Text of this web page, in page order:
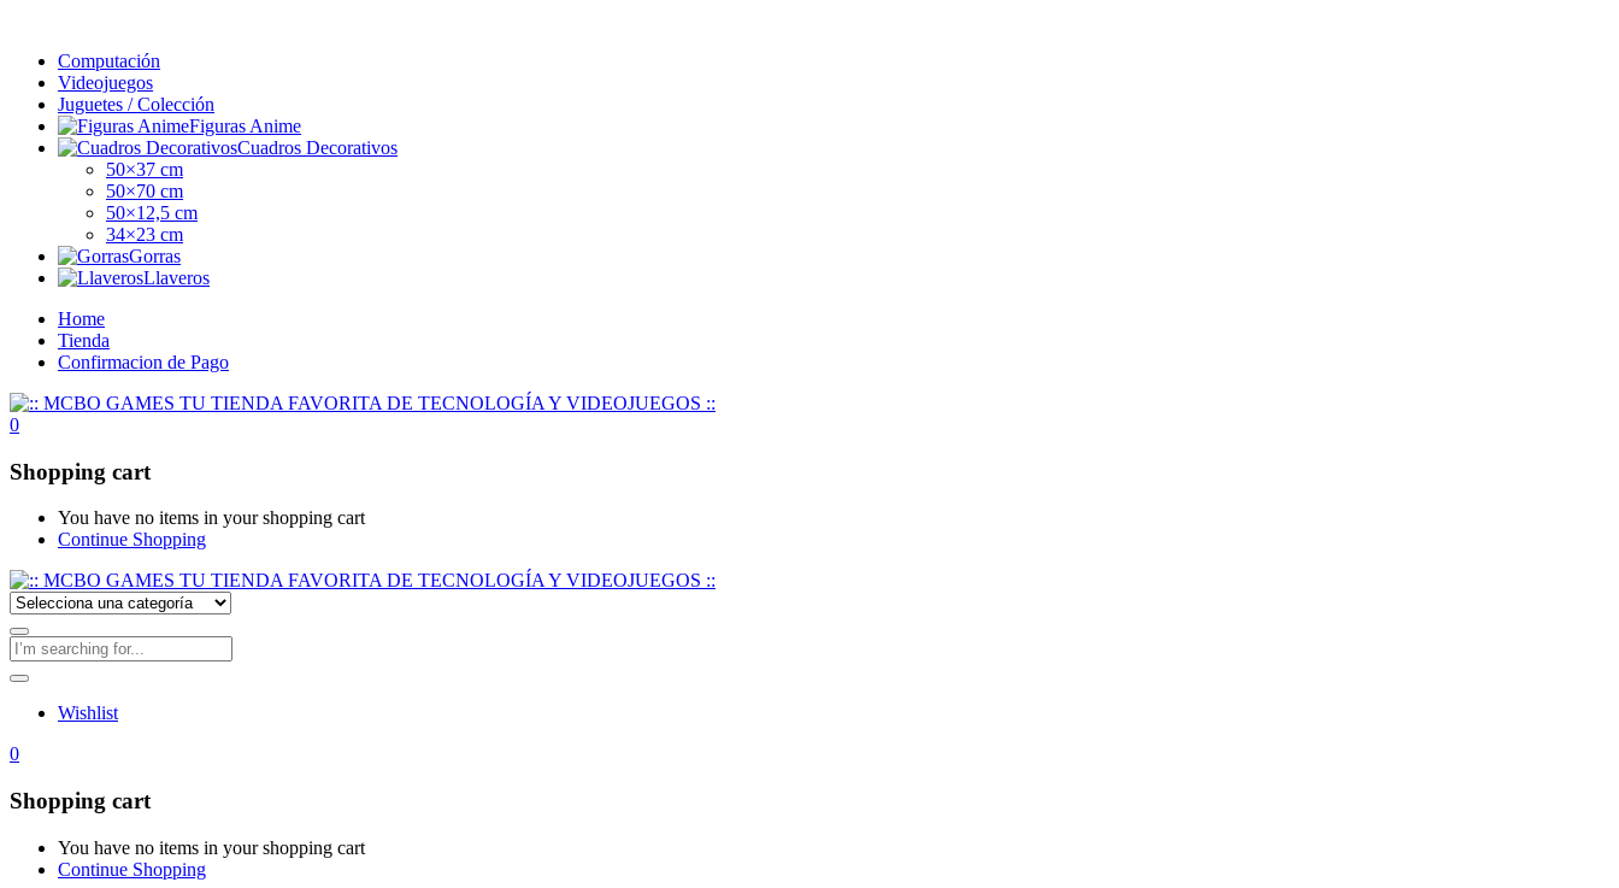
Computación
Videojuegos
Juguetes / Colección
Figuras Anime
Cuadros Decorativos
50×37 cm
50×70 cm
50×12,5 cm
34×23 cm
Gorras
Llaveros
Home
Tienda
Confirmacion de Pago
0
Shopping cart
You have no items in your shopping cart
Continue Shopping
Wishlist
0
Shopping cart
You have no items in your shopping cart
Continue Shopping